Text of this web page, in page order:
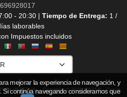
696928017
- 20:30 | Tiempo de Entrega: 1 /
laborables
Impuestos incluidos
VETERVAL- Copyright © 2026 [36714] - Con la
mejorar la experiencia de navegación, y
Si continúa navegando consideramos que